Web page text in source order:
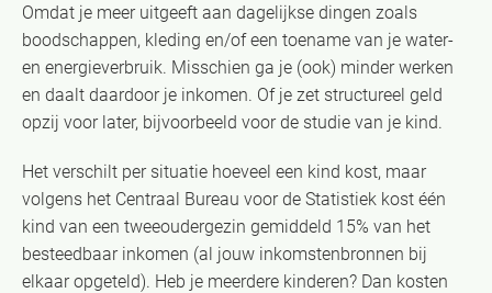
Omdat je meer uitgeeft aan dagelijkse dingen zoals
boodschappen, kleding en/of een toename van je water-
en energieverbruik. Misschien ga je (ook) minder werken
en daalt daardoor je inkomen. Of je zet structureel geld
opzij voor later, bijvoorbeeld voor de studie van je kind.
Het verschilt per situatie hoeveel een kind kost, maar
volgens het Centraal Bureau voor de Statistiek kost één
kind van een tweeoudergezin gemiddeld 15% van het
besteedbaar inkomen (al jouw inkomstenbronnen bij
elkaar opgeteld). Heb je meerdere kinderen? Dan kosten